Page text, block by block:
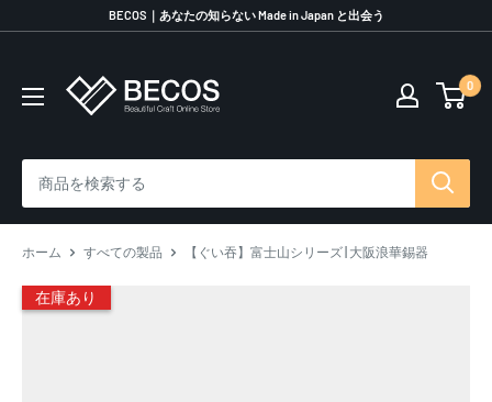
ッ
BECOS｜あなたの知らない Made in Japan と出会う
伝
品
ら
0
ホーム すべての製品 【ぐい吞】富士山シリーズ | 大阪浪華錫器
在庫あり